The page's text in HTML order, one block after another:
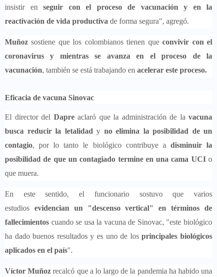
insistir en seguir con el proceso de vacunación y en la
reactivación de vida productiva de forma segura", agregó.
Muñozsostiene que los colombianos tienen queconvivir con el
coronavirus y mientras se avanza en el proceso de la
vacunación, también se está trabajando en acelerar este proceso.
Eficacia de vacuna Sinovac
El director del Dapre aclaró que la administración de la vacuna
busca reducir la letalidad y no elimina la posibilidad de un
contagio, por lo tanto le biológico contribuye a disminuir la
posibilidad de que un contagiado termine en una cama UCI o
que muera.
En este sentido, el funcionario sostuvo que varios
estudios evidencian un "descenso vertical" en términos de
fallecimientos cuando se usa la vacuna de Sinovac, "este biológico
ha dado buenos resultados y es uno de losprincipales biológicos
aplicados en el país".
Víctor Muñozrecalcó que a lo largo de la pandemia ha habido una